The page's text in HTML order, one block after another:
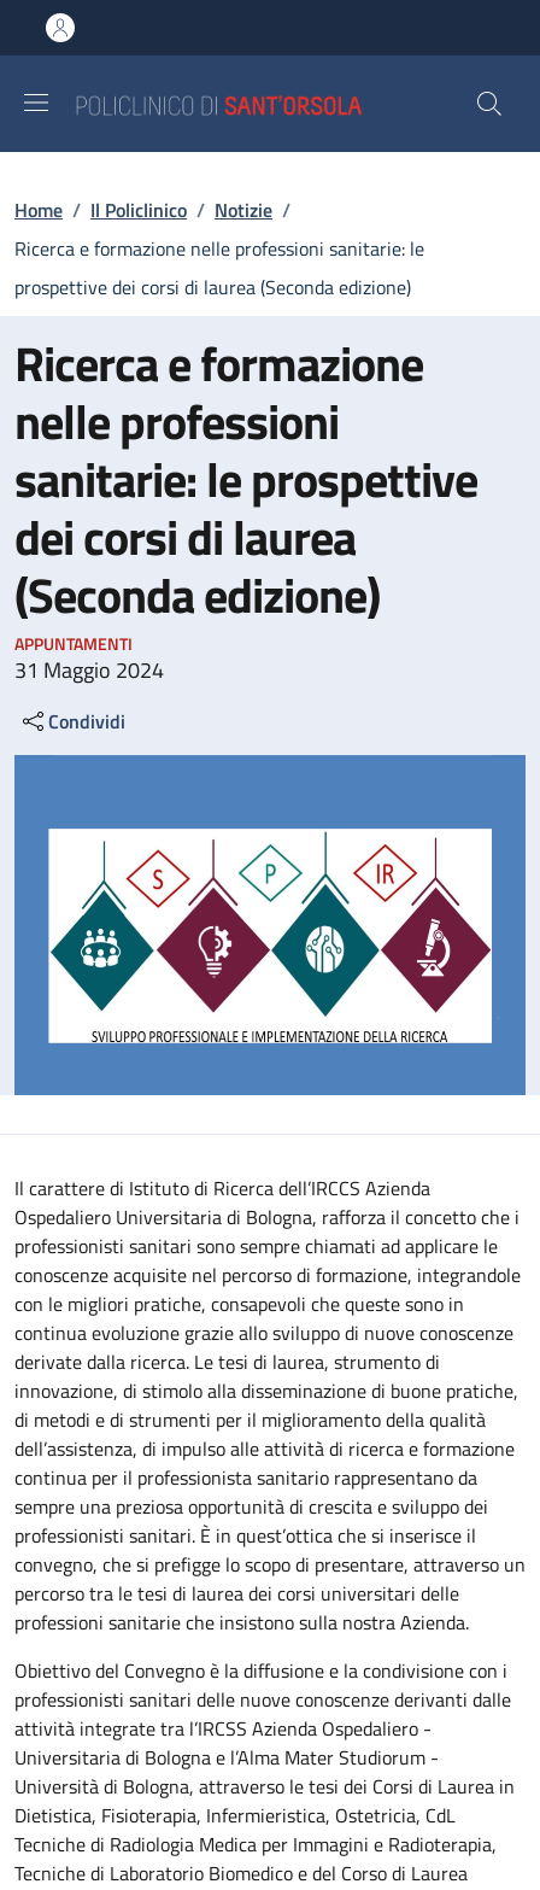
al contenuto principale
to footer content
Briciole di pane
Home / Il Policlinico / Notizie /
Ricerca e formazione nelle professioni sanitarie: le
prospettive dei corsi di laurea (Seconda edizione)
Ricerca e formazione
nelle professioni
sanitarie: le prospettive
dei corsi di laurea
(Seconda edizione)
APPUNTAMENTI
31 Maggio 2024
Condividi
Il carattere di Istituto di Ricerca dell’IRCCS Azienda
Ospedaliero Universitaria di Bologna, rafforza il concetto che i
professionisti sanitari sono sempre chiamati ad applicare le
conoscenze acquisite nel percorso di formazione, integrandole
con le migliori pratiche, consapevoli che queste sono in
continua evoluzione grazie allo sviluppo di nuove conoscenze
derivate dalla ricerca. Le tesi di laurea, strumento di
innovazione, di stimolo alla disseminazione di buone pratiche,
di metodi e di strumenti per il miglioramento della qualità
dell’assistenza, di impulso alle attività di ricerca e formazione
continua per il professionista sanitario rappresentano da
sempre una preziosa opportunità di crescita e sviluppo dei
professionisti sanitari. È in quest’ottica che si inserisce il
convegno, che si prefigge lo scopo di presentare, attraverso un
percorso tra le tesi di laurea dei corsi universitari delle
professioni sanitarie che insistono sulla nostra Azienda.
Obiettivo del Convegno è la diffusione e la condivisione con i
professionisti sanitari delle nuove conoscenze derivanti dalle
attività integrate tra l’IRCSS Azienda Ospedaliero -
Universitaria di Bologna e l’Alma Mater Studiorum -
Università di Bologna, attraverso le tesi dei Corsi di Laurea in
Dietistica, Fisioterapia, Infermieristica, Ostetricia, CdL
Tecniche di Radiologia Medica per Immagini e Radioterapia,
Tecniche di Laboratorio Biomedico e del Corso di Laurea